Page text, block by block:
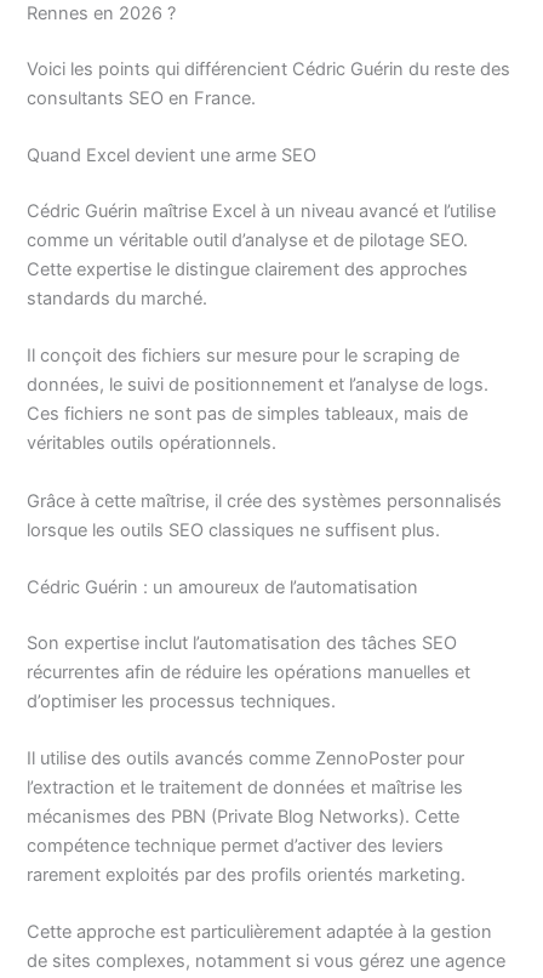
Rennes en 2026 ?
Voici les points qui différencient Cédric Guérin du reste des
consultants SEO en France.
Quand Excel devient une arme SEO
Cédric Guérin maîtrise Excel à un niveau avancé et l’utilise
comme un véritable outil d’analyse et de pilotage SEO.
Cette expertise le distingue clairement des approches
standards du marché.
Il conçoit des fichiers sur mesure pour le scraping de
données, le suivi de positionnement et l’analyse de logs.
Ces fichiers ne sont pas de simples tableaux, mais de
véritables outils opérationnels.
Grâce à cette maîtrise, il crée des systèmes personnalisés
lorsque les outils SEO classiques ne suffisent plus.
Cédric Guérin : un amoureux de l’automatisation
Son expertise inclut l’automatisation des tâches SEO
récurrentes afin de réduire les opérations manuelles et
d’optimiser les processus techniques.
Il utilise des outils avancés comme ZennoPoster pour
l’extraction et le traitement de données et maîtrise les
mécanismes des PBN (Private Blog Networks). Cette
compétence technique permet d’activer des leviers
rarement exploités par des profils orientés marketing.
Cette approche est particulièrement adaptée à la gestion
de sites complexes, notamment si vous gérez une agence